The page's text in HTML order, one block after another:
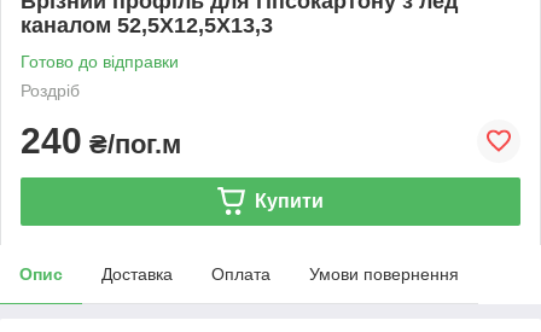
каналом 52,5Х12,5Х13,3
Готово до відправки
Роздріб
240 ₴/пог.м
Купити
Опис Доставка Оплата Умови повернення